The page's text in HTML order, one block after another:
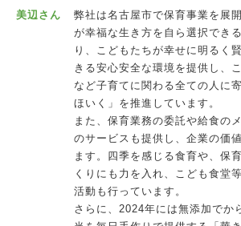
美辺さん
弊社は名古屋市で保育事業を展
が幸福な生き方を自ら選択でき
り、こどもたちが幸せに明るく
きる安心安全な環境を提供し、
など子育てに関わる全ての人に
ほいく」を推進しています。
また、保育業務の委託や給食の
のサービスも提供し、企業の価
ます。四季を感じる食育や、保
くりにも力を入れ、こども食堂
活動も行っています。
さらに、2024年には無添加でか